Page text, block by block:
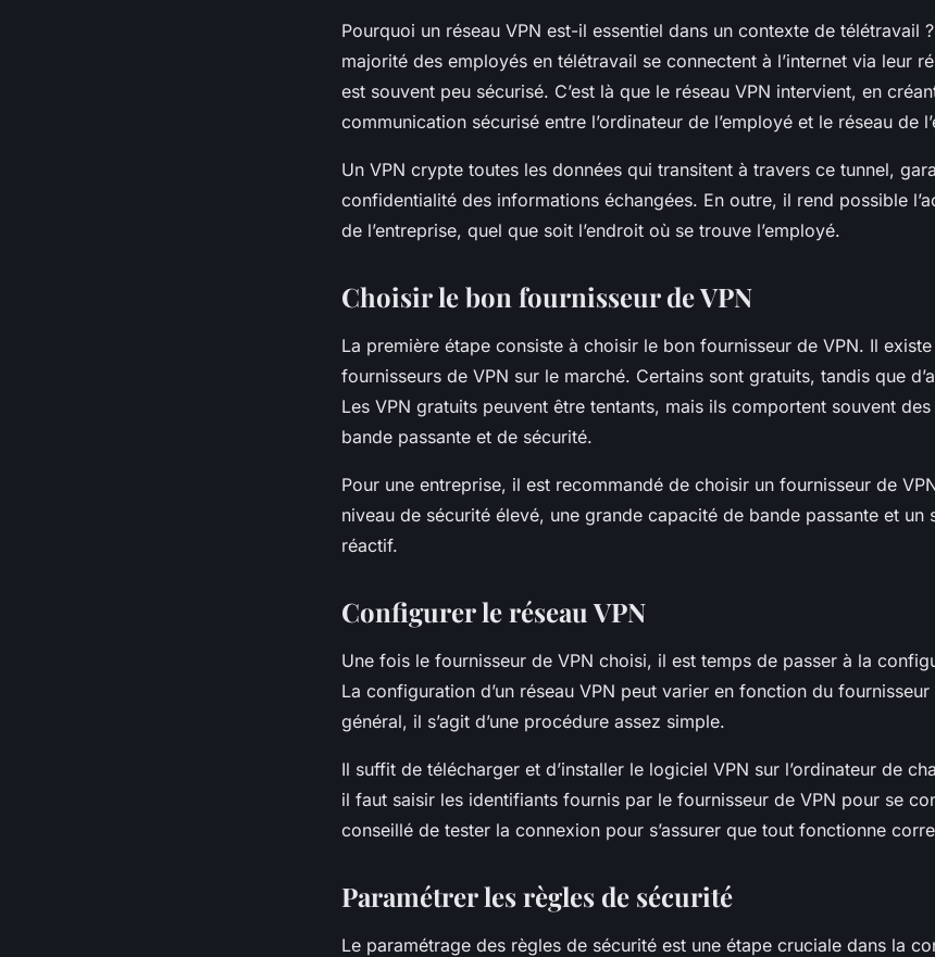
Pourquoi un réseau VPN est-il essentiel dans un contexte de télétravail
majorité des employés en télétravail se connectent à l’internet via leur
est souvent peu sécurisé. C’est là que le réseau VPN intervient, en
communication sécurisé entre l’ordinateur de l’employé et le réseau de
Un VPN crypte toutes les données qui transitent à travers ce tunnel,
confidentialité des informations échangées. En outre, il rend possible
de l’entreprise, quel que soit l’endroit où se trouve l’employé.
Choisir le bon fournisseur de VPN
La première étape consiste à choisir le bon fournisseur de VPN. Il
fournisseurs de VPN sur le marché. Certains sont gratuits, tandis que
Les VPN gratuits peuvent être tentants, mais ils comportent souvent
bande passante et de sécurité.
Pour une entreprise, il est recommandé de choisir un fournisseur de
niveau de sécurité élevé, une grande capacité de bande passante et un
réactif.
Configurer le réseau VPN
Une fois le fournisseur de VPN choisi, il est temps de passer à la
La configuration d’un réseau VPN peut varier en fonction du
général, il s’agit d’une procédure assez simple.
Il suffit de télécharger et d’installer le logiciel VPN sur l’ordinateur de
il faut saisir les identifiants fournis par le fournisseur de VPN pour se
conseillé de tester la connexion pour s’assurer que tout fonctionne
Paramétrer les règles de sécurité
Le paramétrage des règles de sécurité est une étape cruciale dans la